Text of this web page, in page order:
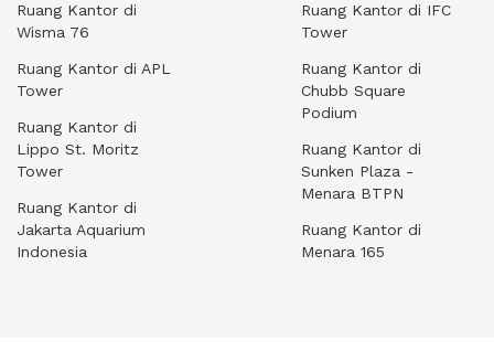
Ruang Kantor di
Wisma 76
Ruang Kantor di APL
Tower
Ruang Kantor di
Lippo St. Moritz
Tower
Ruang Kantor di
Jakarta Aquarium
Indonesia
Ruang Kantor di IFC
Tower
Ruang Kantor di
Chubb Square
Podium
Ruang Kantor di
Sunken Plaza -
Menara BTPN
Ruang Kantor di
Menara 165